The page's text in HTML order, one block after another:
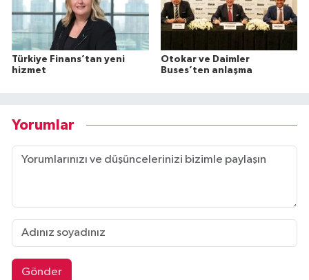
Türkiye Finans’tan yeni
hizmet
Otokar ve Daimler
Buses’ten anlaşma
Yorumlar
Gönder